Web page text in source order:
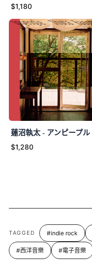
$1,180
蓮沼執太 - アンピープル
$1,280
TAGGED #indie rock
#西洋音樂 #電子音樂